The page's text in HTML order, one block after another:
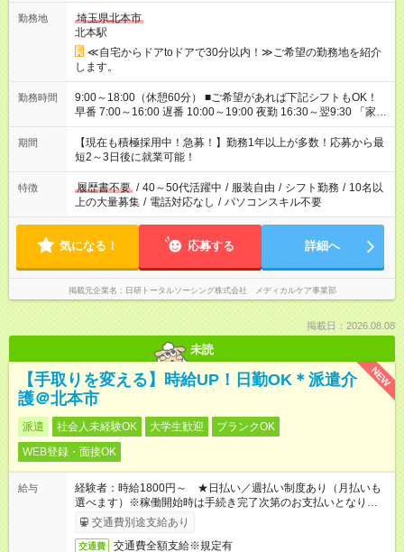
勤務地
埼玉県北本市
北本駅
≪自宅からドアtoドアで30分以内！≫ご希望の勤務地を紹介
します。
勤務時間
9:00～18:00（休憩60分） ■ご希望があれば下記シフトもOK！
早番 7:00～16:00 遅番 10:00～19:00 夜勤 16:30～翌9:30 「家族
と休みを合わせたい」 「余裕を持って夕飯の準備がしたい」
「できれば残業はしたくない」 など、ご希望を教えてください
ね。 ※Wワーク希望の方へ 今ご覧のお仕事で希望する勤務時間
と、もう1つのお仕事の勤務時間。 合計で週40時間を超える場
合は応募できません。
期間
【現在も積極採用中！急募！】勤務1年以上が多数！応募から最
短2～3日後に就業可能！
特徴 履歴書不要 / 40～50代活躍中 / 服装自由 / シフト勤務 / 10名以
上の大量募集 / 電話対応なし / パソコンスキル不要
気になる！ 応募する 詳細へ
掲載元企業名 日研トータルソーシング株式会社 メディカルケア事業部
掲載日：2026.08.08
未読
NEW
【手取りを変える】時給UP！日勤OK＊派遣介
護＠北本市
派遣 社会人未経験OK 大学生歓迎
ブランクOK
WEB登録・面接OK
給与
経験者：時給1800円～ ★日払い／週払い制度あり（月払いも
選べます）※稼働開始時は手続き完了次第のお支払いとなりま
す。交通費別途支給あり
交通費 交通費全額支給※規定有